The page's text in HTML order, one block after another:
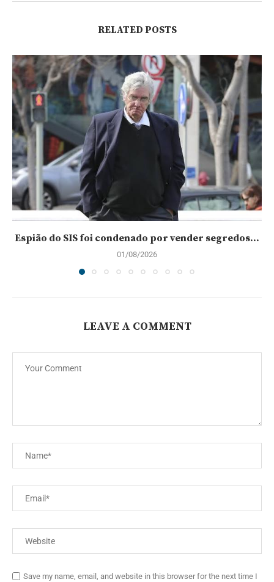
RELATED POSTS
Espião do SIS foi condenado por vender segredos...
01/08/2026
LEAVE A COMMENT
Save my name, email, and website in this browser for the next time I